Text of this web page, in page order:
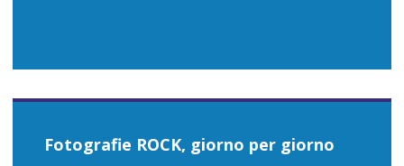
Fotografie ROCK, giorno per giorno